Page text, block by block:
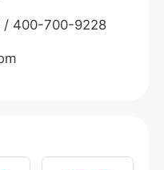
/ 400-700-9228